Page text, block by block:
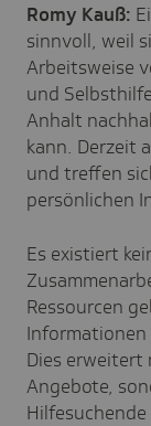
Romy Kauß:
sinnvoll, weil
Arbeitsweise
und
Anhalt
kann. Derzeit
und treffen
persönlichen
Es existiert
Ressourcen
Informationen
Dies erweitert
Angebote,